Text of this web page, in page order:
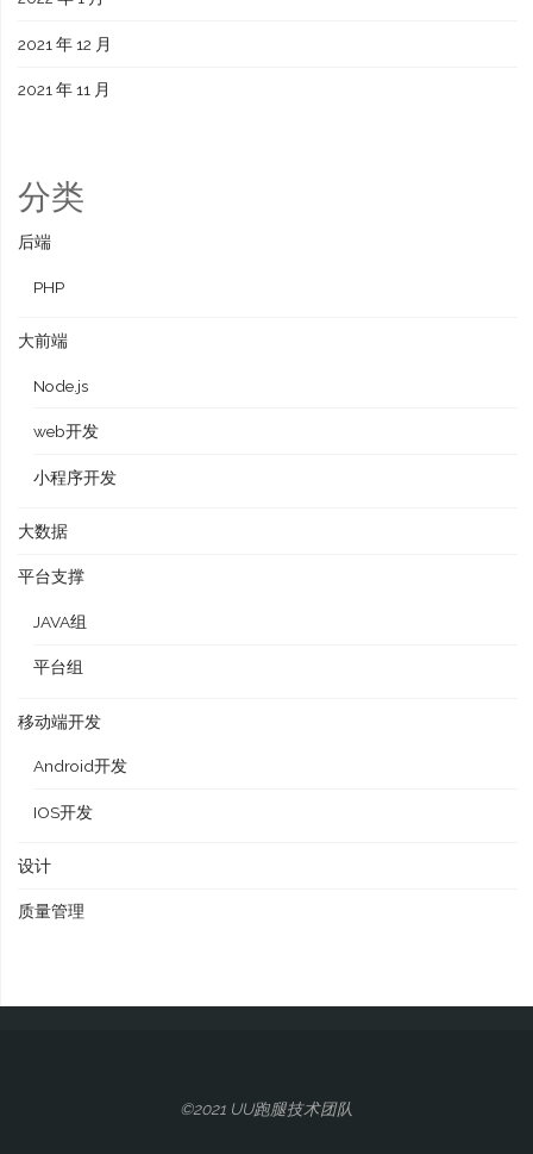
2021 年 12 月
2021 年 11 月
分类
后端
PHP
大前端
Node.js
web开发
小程序开发
大数据
平台支撑
JAVA组
平台组
移动端开发
Android开发
IOS开发
设计
质量管理
©2021 UU跑腿技术团队